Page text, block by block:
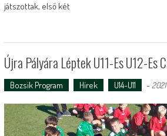
játszottak, első két
Újra Pályára Léptek U11-Es U12-Es
Bozsik Program Hírek U14-U11 -